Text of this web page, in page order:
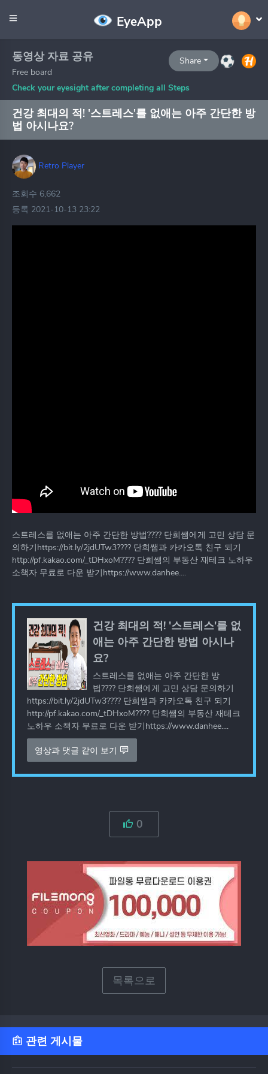
EyeApp
Share
동영상 자료 공유
Free board
Check your eyesight after completing all Steps
건강 최대의 적! '스트레스'를 없애는 아주 간단한 방
법 아시나요?
Retro Player
조회수 6,662
등록 2021-10-13 23:22
스트레스를 없애는 아주 간단한 방법???? 단희쌤에게 고민 상담 문
의하기https://bit.ly/2jdUTw3???? 단희쌤과 카카오톡 친구 되기
http://pf.kakao.com/_tDHxoM???? 단희쌤의 부동산 재테크 노하우
소책자 무료로 다운 받기https://www.danhee....
건강 최대의 적! '스트레스'를 없
애는 아주 간단한 방법 아시나
요?
스트레스를 없애는 아주 간단한 방
법???? 단희쌤에게 고민 상담 문의하기
https://bit.ly/2jdUTw3???? 단희쌤과 카카오톡 친구 되기
http://pf.kakao.com/_tDHxoM???? 단희쌤의 부동산 재테크
노하우 소책자 무료로 다운 받기https://www.danhee....
영상과 댓글 같이 보기
0
목록으로
관련 게시물